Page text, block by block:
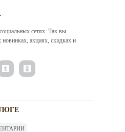
сетях. Так вы
новинках, акциях, скидках и